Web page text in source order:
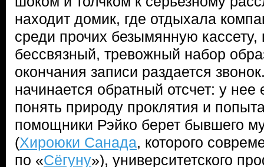
находит домик, где отдыхала
среди прочих безымянную кассету,
бессвязный, тревожный набор
окончания записи раздается
начинается обратный отсчет: у
понять природу проклятия и
помощники Рэйко берет бывшего
(Хироюки Санада, которого
по «Сёгуну»), университетского